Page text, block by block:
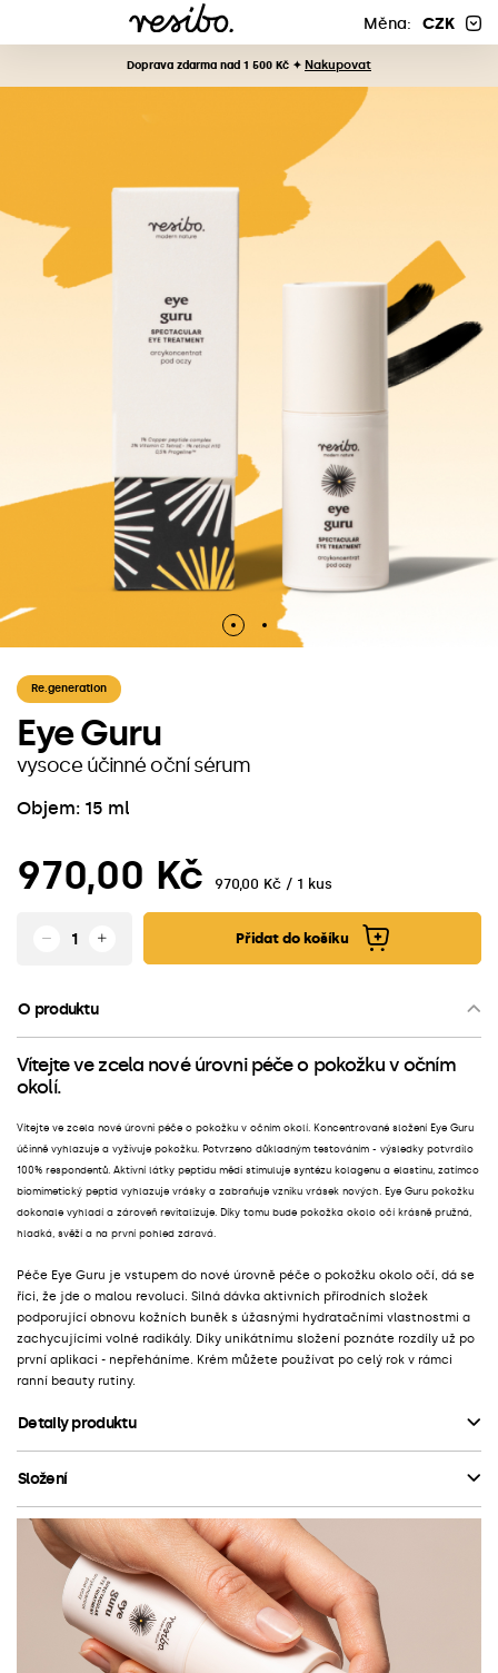
Měna: CZK
Doprava zdarma nad 1 500 Kč ✦ Nakupovat
Re.generation
Eye Guru
vysoce účinné oční sérum
Objem: 15 ml
970,00 Kč 970,00 Kč / 1 kus
Přidat do košíku
O produktu
Vítejte ve zcela nové úrovni péče o pokožku v očním
okolí.
Vítejte ve zcela nové úrovni péče o pokožku v očním okolí. Koncentrované složení Eye Guru
účinně vyhlazuje a vyživuje pokožku. Potvrzeno důkladným testováním - výsledky potvrdilo
100% respondentů. Aktivní látky peptidu mědi stimuluje syntézu kolagenu a elastinu, zatímco
biomimetický peptid vyhlazuje vrásky a zabraňuje vzniku vrásek nových. Eye Guru pokožku
dokonale vyhladí a zároveň revitalizuje. Díky tomu bude pokožka okolo očí krásně pružná,
hladká, svěží a na první pohled zdravá.
Péče Eye Guru je vstupem do nové úrovně péče o pokožku okolo očí, dá se
říci, že jde o malou revoluci. Silná dávka aktivních přírodních složek
podporující obnovu kožních buněk s úžasnými hydratačními vlastnostmi a
zachycujícími volné radikály. Díky unikátnímu složení poznáte rozdíly už po
první aplikaci - nepřeháníme. Krém můžete používat po celý rok v rámci
ranní beauty rutiny.
Detaily produktu
Složení